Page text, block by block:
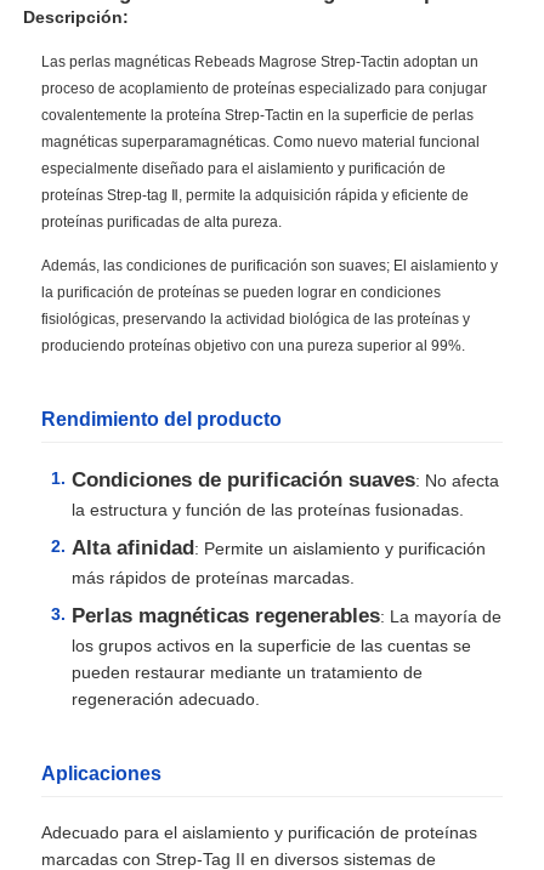
Descripción:
Las perlas magnéticas Rebeads Magrose Strep-Tactin adoptan un
proceso de acoplamiento de proteínas especializado para conjugar
covalentemente la proteína Strep-Tactin en la superficie de perlas
magnéticas superparamagnéticas. Como nuevo material funcional
especialmente diseñado para el aislamiento y purificación de
proteínas Strep-tag Ⅱ, permite la adquisición rápida y eficiente de
proteínas purificadas de alta pureza.
Además, las condiciones de purificación son suaves; El aislamiento y
la purificación de proteínas se pueden lograr en condiciones
fisiológicas, preservando la actividad biológica de las proteínas y
produciendo proteínas objetivo con una pureza superior al 99%.
Rendimiento del producto
Condiciones de purificación suaves: No afecta
la estructura y función de las proteínas fusionadas.
Alta afinidad: Permite un aislamiento y purificación
más rápidos de proteínas marcadas.
Perlas magnéticas regenerables: La mayoría de
los grupos activos en la superficie de las cuentas se
pueden restaurar mediante un tratamiento de
regeneración adecuado.
Aplicaciones
Adecuado para el aislamiento y purificación de proteínas
marcadas con Strep-Tag II en diversos sistemas de